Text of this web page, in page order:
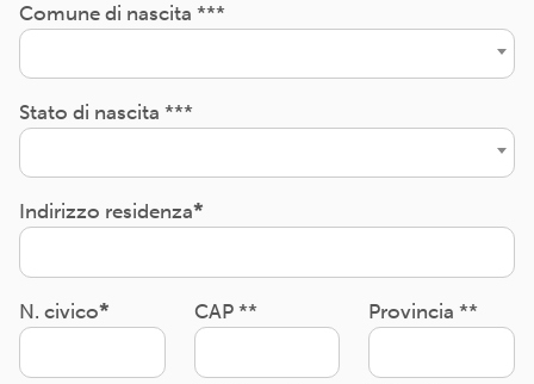
Comune di nascita ***
Stato di nascita ***
Indirizzo residenza
N. civico CAP ** Provincia **